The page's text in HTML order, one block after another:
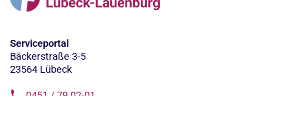
Serviceportal
Bäckerstraße 3-5
23564 Lübeck
0451 / 79 02-01